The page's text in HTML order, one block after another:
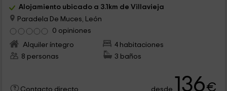
Alojamiento ubicado a 3.1km de Villavieja
Paradela De Muces, León
0 opiniones
Alquiler íntegro
4 habitaciones
8 personas
3 baños
desde 136€